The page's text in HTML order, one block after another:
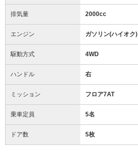
排気量 2000cc
エンジン ガソリン(ハイオク)
駆動方式 4WD
ハンドル 右
ミッション フロア7AT
乗車定員 5名
ドア数 5枚